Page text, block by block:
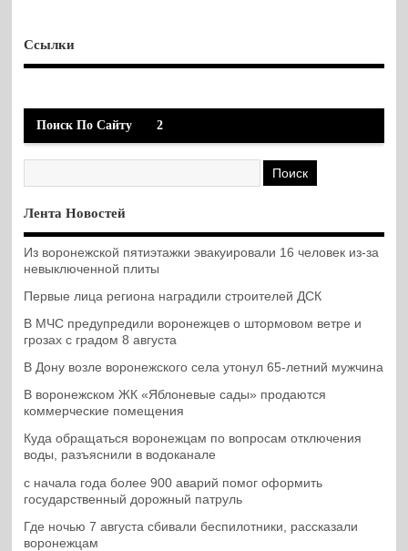
Ссылки
Поиск По Сайту 2
Лента Новостей
Из воронежской пятиэтажки эвакуировали 16 человек из-за
невыключенной плиты
Первые лица региона наградили строителей ДСК
В МЧС предупредили воронежцев о штормовом ветре и
грозах с градом 8 августа
В Дону возле воронежского села утонул 65-летний мужчина
В воронежском ЖК «Яблоневые сады» продаются
коммерческие помещения
Куда обращаться воронежцам по вопросам отключения
воды, разъяснили в водоканале
с начала года более 900 аварий помог оформить
государственный дорожный патруль
Где ночью 7 августа сбивали беспилотники, рассказали
воронежцам